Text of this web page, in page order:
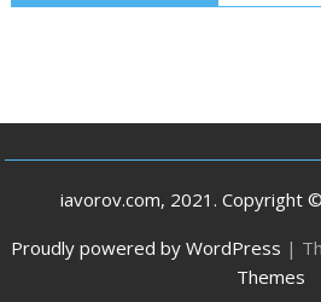
iavorov.com, 2021. Copyright
Proudly powered by WordPress |
Themes